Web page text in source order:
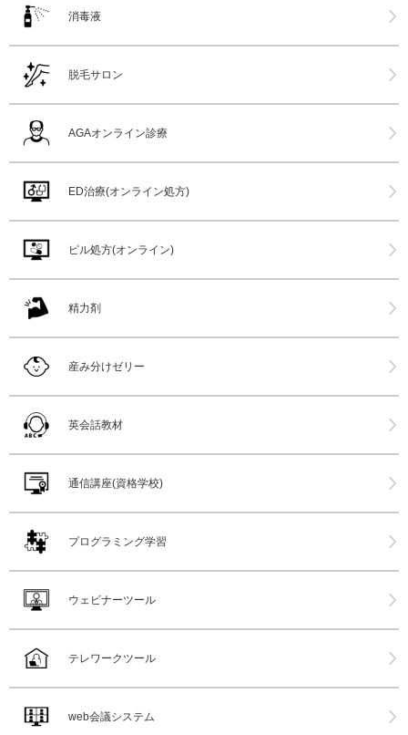
消毒液
脱毛サロン
AGAオンライン診療
ED治療(オンライン処方)
ピル処方(オンライン)
精力剤
産み分けゼリー
英会話教材
通信講座(資格学校)
プログラミング学習
ウェビナーツール
テレワークツール
web会議システム